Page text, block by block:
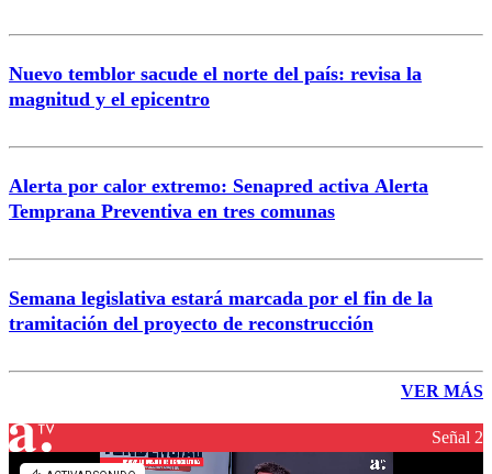
Nuevo temblor sacude el norte del país: revisa la
magnitud y el epicentro
Alerta por calor extremo: Senapred activa Alerta
Temprana Preventiva en tres comunas
Semana legislativa estará marcada por el fin de la
tramitación del proyecto de reconstrucción
VER MÁS
Señal 2